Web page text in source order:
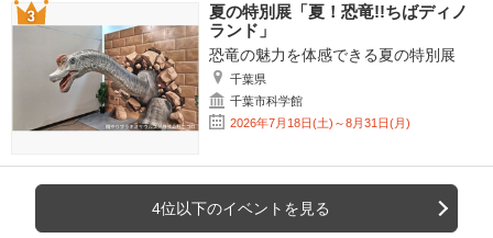
夏の特別展「夏！恐竜!!ちばディノ
ランド」
恐竜の魅力を体感できる夏の特別展
千葉県
千葉市科学館
2026年7月18日(土)～8月31日(月)
4位以下のイベントを見る